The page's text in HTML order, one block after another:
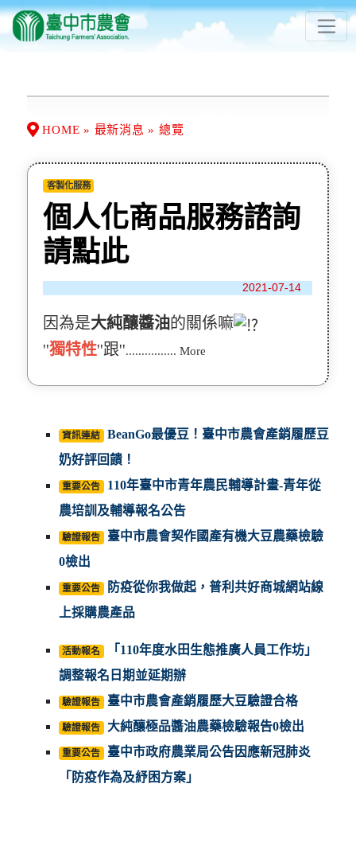
HOME » 最新消息 » 總覽
客製化服務
個人化商品服務諮詢
請點此
2021-07-14
因為是大純釀醬油的關係嘛
''獨特性''跟''................ More
資訊連結
BeanGo最優豆！臺中市農會產銷履歷豆
奶好評回饋！
重要公告
110年臺中市青年農民輔導計畫-青年從
農培訓及輔導報名公告
驗證報告
臺中市農會契作國產有機大豆農藥檢驗
0檢出
重要公告
防疫從你我做起，普利共好商城網站線
上採購農產品
活動報名
「110年度水田生態推廣人員工作坊」
調整報名日期並延期辦
驗證報告 臺中市農會產銷履歷大豆驗證合格
驗證報告 大純釀極品醬油農藥檢驗報告0檢出
重要公告
臺中市政府農業局公告因應新冠肺炎
「防疫作為及紓困方案」